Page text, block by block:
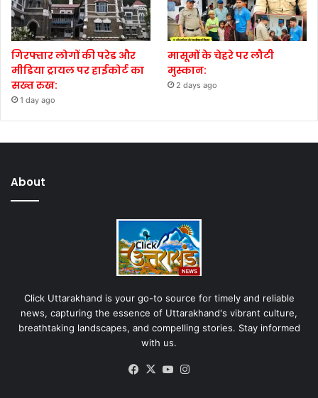
गिरफ्तार लोगों की परेड और
मीडिया ट्रायल पर हाईकोर्ट का
सख्त रुख:
1 day ago
मासूमों के चेहरे पर लौटी
मुस्कान:
2 days ago
About
Click Uttarakhand is your go-to source for timely and reliable
news, capturing the essence of Uttarakhand's vibrant culture,
breathtaking landscapes, and compelling stories. Stay informed
with us.
Facebook
X YouTube